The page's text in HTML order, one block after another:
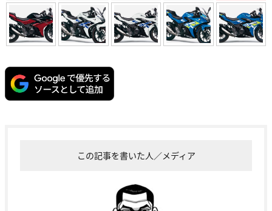
この記事を書いた人／メディア